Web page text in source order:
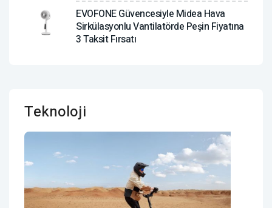
EVOFONE Güvencesiyle Midea Hava
Sirkülasyonlu Vantilatörde Peşin Fiyatına
3 Taksit Fırsatı
Teknoloji